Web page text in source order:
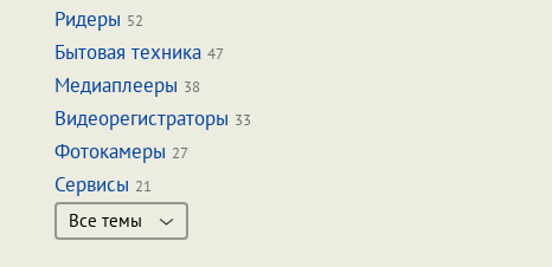
Ридеры 52
Бытовая техника 47
Медиаплееры 38
Видеорегистраторы 33
Фотокамеры 27
Сервисы 21
Все темы